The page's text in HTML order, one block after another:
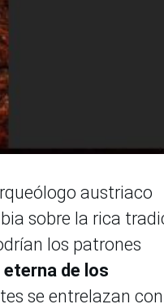
austriaco
sobre la rica
los patrones
eterna de los
se entrelazan con